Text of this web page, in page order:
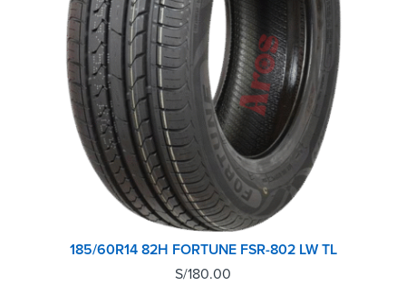
185/60R14 82H FORTUNE FSR-802 LW TL
S/180.00